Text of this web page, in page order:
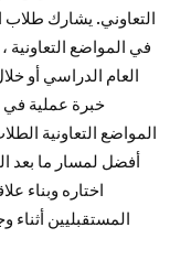
التعاوني. يشارك طلاب
العام الدراسي أو
خبرة عملية
المواضع التعاونية
أفضل لمسار ما بعد
اختاره وبناء
المستقبليين